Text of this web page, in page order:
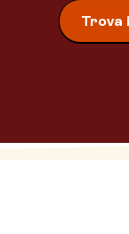
Trova